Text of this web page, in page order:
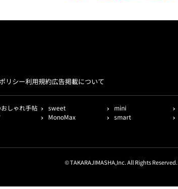
リシー利用規約広告掲載について
しゃれ手帖 sweet mini
MonoMax smart
© TAKARAJIMASHA,Inc. All Rights Reserved.